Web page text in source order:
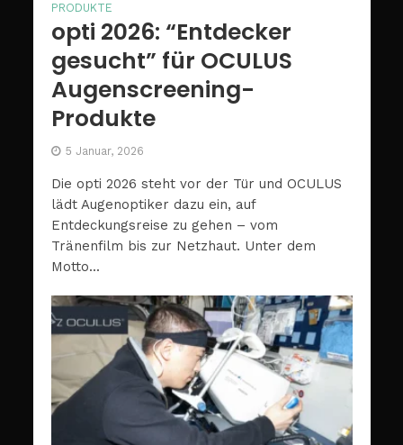
PRODUKTE
opti 2026: “Entdecker
gesucht” für OCULUS
Augenscreening-
Produkte
5 Januar, 2026
Die opti 2026 steht vor der Tür und OCULUS
lädt Augenoptiker dazu ein, auf
Entdeckungsreise zu gehen – vom
Tränenfilm bis zur Netzhaut. Unter dem
Motto...